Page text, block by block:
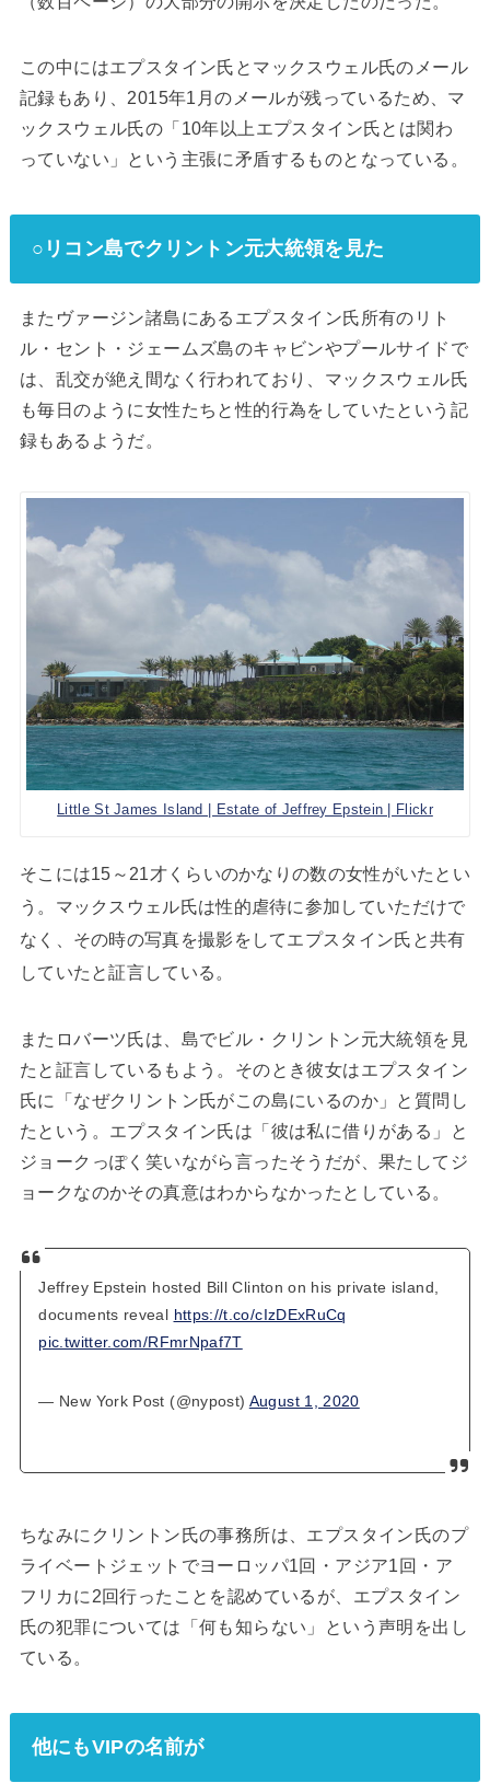
この中にはエプスタイン氏とマックスウェル氏のメール
記録もあり、2015年1月のメールが残っているため、マ
ックスウェル氏の「10年以上エプスタイン氏とは関わ
っていない」という主張に矛盾するものとなっている。
○リコン島でクリントン元大統領を見た
またヴァージン諸島にあるエプスタイン氏所有のリト
ル・セント・ジェームズ島のキャビンやプールサイドで
は、乱交が絶え間なく行われており、マックスウェル氏
も毎日のように女性たちと性的行為をしていたという記
録もあるようだ。
Little St James Island | Estate of Jeffrey Epstein | Flickr
そこには15～21才くらいのかなりの数の女性がいたとい
う。マックスウェル氏は性的虐待に参加していただけで
なく、その時の写真を撮影をしてエプスタイン氏と共有
していたと証言している。
またロバーツ氏は、島でビル・クリントン元大統領を見
たと証言しているもよう。そのとき彼女はエプスタイン
氏に「なぜクリントン氏がこの島にいるのか」と質問し
たという。エプスタイン氏は「彼は私に借りがある」と
ジョークっぽく笑いながら言ったそうだが、果たしてジ
ョークなのかその真意はわからなかったとしている。
Jeffrey Epstein hosted Bill Clinton on his private island,
documents reveal https://t.co/cIzDExRuCq
pic.twitter.com/RFmrNpaf7T
— New York Post (@nypost) August 1, 2020
ちなみにクリントン氏の事務所は、エプスタイン氏のプ
ライベートジェットでヨーロッパ1回・アジア1回・ア
フリカに2回行ったことを認めているが、エプスタイン
氏の犯罪については「何も知らない」という声明を出し
ている。
他にもVIPの名前が